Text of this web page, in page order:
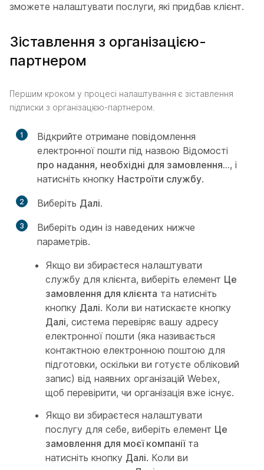
зможете налаштувати послуги, які придбав клієнт.
Зіставлення з організацією-
партнером
Першим кроком у процесі налаштування є зіставлення
підписки з організацією-партнером.
1
Відкрийте отримане повідомлення
електронної пошти під назвою Відомості
про надання, необхідні для замовлення..., і
натисніть кнопку Настроїти службу.
2 Виберіть Далі.
3
Виберіть один із наведених нижче
параметрів.
Якщо ви збираєтеся налаштувати
службу для клієнта, виберіть елемент Це
замовлення для клієнта та натисніть
кнопку Далі. Коли ви натискаєте кнопку
Далі, система перевіряє вашу адресу
електронної пошти (яка називається
контактною електронною поштою для
підготовки, оскільки ви готуєте обліковий
запис) від наявних організацій Webex,
щоб перевірити, чи організація вже існує.
Якщо ви збираєтеся налаштувати
послугу для себе, виберіть елемент Це
замовлення для моєї компаніїта
натисніть кнопку Далі. Коли ви